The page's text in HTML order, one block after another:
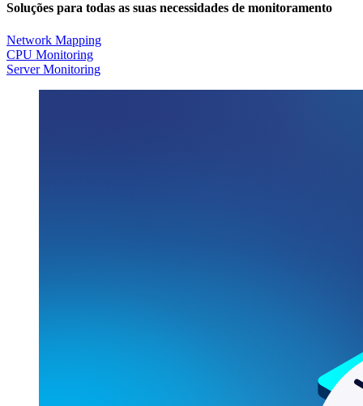
Soluções para todas as suas necessidades de monitoramento
Network Mapping
CPU Monitoring
Server Monitoring